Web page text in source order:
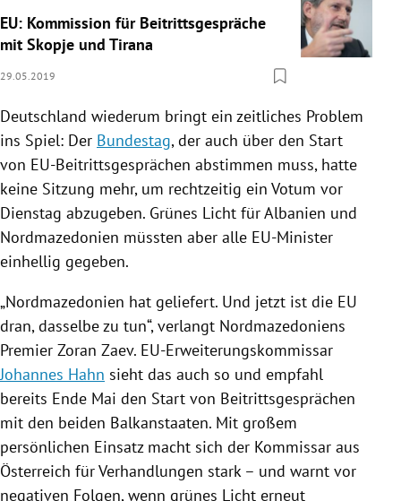
EU: Kommission für Beitrittsgespräche
mit Skopje und Tirana
29.05.2019
Deutschland wiederum bringt ein zeitliches Problem
ins Spiel: Der Bundestag, der auch über den Start
von EU-Beitrittsgesprächen abstimmen muss, hatte
keine Sitzung mehr, um rechtzeitig ein Votum vor
Dienstag abzugeben. Grünes Licht fürAlbanien und
Nordmazedonien müssten aber alle EU-Minister
einhellig gegeben.
„Nordmazedonien hat geliefert. Und jetzt ist die EU
dran, dasselbe zu tun“, verlangt Nordmazedoniens
Premier Zoran Zaev. EU-Erweiterungskommissar
Johannes Hahn sieht das auch so und empfahl
bereits Ende Mai den Start von Beitrittsgesprächen
mit den beiden Balkanstaaten. Mit großem
persönlichen Einsatz macht sich der Kommissar aus
Österreich für Verhandlungen stark – und warnt vor
negativen Folgen, wenn grünes Licht erneut